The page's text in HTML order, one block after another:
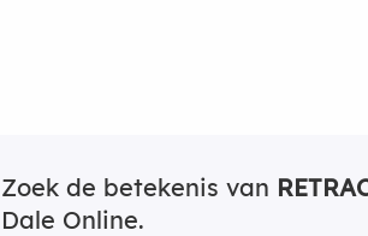
Zoek de betekenis van
Dale Online.